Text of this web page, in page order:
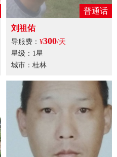
普通话
刘祖佑
导服费： ¥300/天
星级：1星
城市：桂林